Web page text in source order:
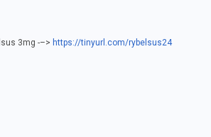
3mg -–> https://tinyurl.com/rybelsus24